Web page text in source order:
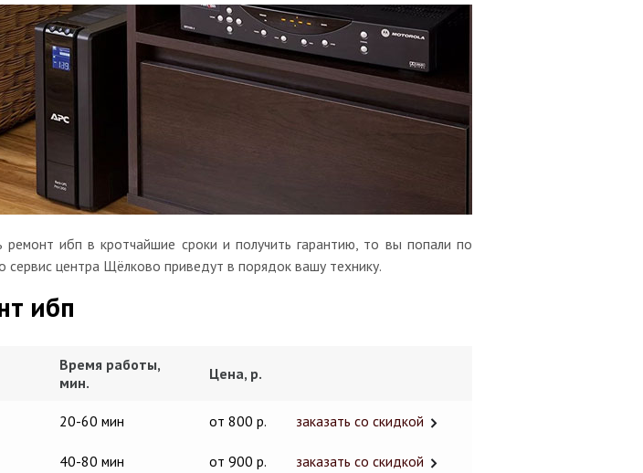
ибп в кротчайшие сроки и получить гарантию, то вы попали по
сервис центра Щёлково приведут в порядок вашу технику.
ибп
Время работы,
мин.
Цена, р.
20-60 мин от 800 р. заказать со скидкой
40-80 мин от 900 р. заказать со скидкой